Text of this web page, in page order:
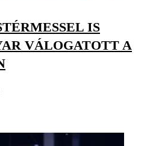
IS
VÁLOGATOTT A